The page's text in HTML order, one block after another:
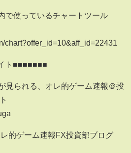
で使っているチャートツール
chart?offer_id=10&aff_id=22431
ト■■■■■■■
見られる、オレ的ゲーム速報＠投
的ゲーム速報FX投資部ブログ